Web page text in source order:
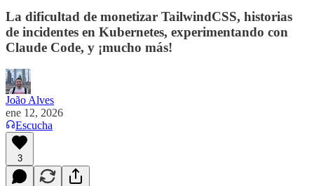
La dificultad de monetizar TailwindCSS, historias
de incidentes en Kubernetes, experimentando con
Claude Code, y ¡mucho más!
João Alves
ene 12, 2026
Escucha
3